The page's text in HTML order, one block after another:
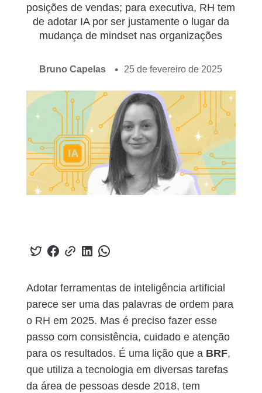
posições de vendas; para executiva, RH tem
de adotar IA por ser justamente o lugar da
mudança de mindset nas organizações
Bruno Capelas 25 de fevereiro de 2025
Adotar ferramentas de inteligência artificial
parece ser uma das palavras de ordem para
o RH em 2025. Mas é preciso fazer esse
passo com consistência, cuidado e atenção
para os resultados. É uma lição que aBRF,
que utiliza a tecnologia em diversas tarefas
da área de pessoas desde 2018, tem